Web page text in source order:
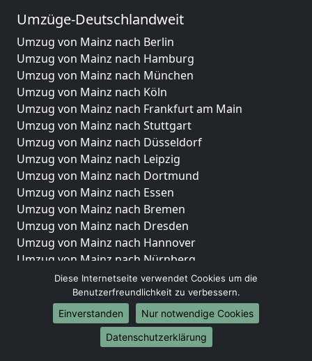
Umzüge-Deutschlandweit
Umzug von Mainz nach Berlin
Umzug von Mainz nach Hamburg
Umzug von Mainz nach München
Umzug von Mainz nach Köln
Umzug von Mainz nach Frankfurt am Main
Umzug von Mainz nach Stuttgart
Umzug von Mainz nach Düsseldorf
Umzug von Mainz nach Leipzig
Umzug von Mainz nach Dortmund
Umzug von Mainz nach Essen
Umzug von Mainz nach Bremen
Umzug von Mainz nach Dresden
Umzug von Mainz nach Hannover
Umzug von Mainz nach Nürnberg
Umzug von Mainz nach Duisburg
Umzug von Mainz nach Bochum
Umzug von Mainz nach Wuppertal
Umzug von Mainz nach Bielefeld
Umzug von Mainz nach Bonn
Diese Internetseite verwendet Cookies um die
Benutzerfreundlichkeit zu verbessern.
Einverstanden
Nur notwendige Cookies
Datenschutzerklärung